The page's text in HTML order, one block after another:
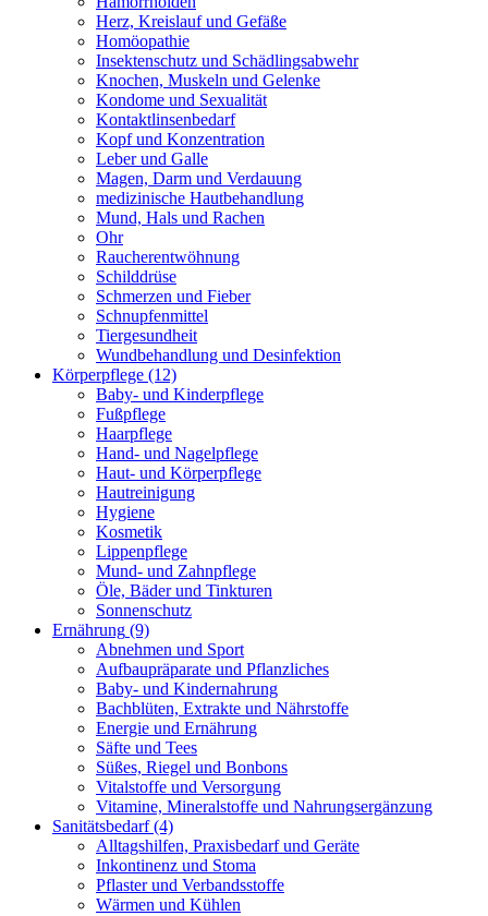
Herz, Kreislauf und Gefäße
Homöopathie
Insektenschutz und Schädlingsabwehr
Knochen, Muskeln und Gelenke
Kondome und Sexualität
Kontaktlinsenbedarf
Kopf und Konzentration
Leber und Galle
Magen, Darm und Verdauung
medizinische Hautbehandlung
Mund, Hals und Rachen
Ohr
Raucherentwöhnung
Schilddrüse
Schmerzen und Fieber
Schnupfenmittel
Tiergesundheit
Wundbehandlung und Desinfektion
Körperpflege (12)
Baby- und Kinderpflege
Fußpflege
Haarpflege
Hand- und Nagelpflege
Haut- und Körperpflege
Hautreinigung
Hygiene
Kosmetik
Lippenpflege
Mund- und Zahnpflege
Öle, Bäder und Tinkturen
Sonnenschutz
Ernährung (9)
Abnehmen und Sport
Aufbaupräparate und Pflanzliches
Baby- und Kindernahrung
Bachblüten, Extrakte und Nährstoffe
Energie und Ernährung
Säfte und Tees
Süßes, Riegel und Bonbons
Vitalstoffe und Versorgung
Vitamine, Mineralstoffe und Nahrungsergänzung
Sanitätsbedarf(4)
Alltagshilfen, Praxisbedarf und Geräte
Inkontinenz und Stoma
Pflaster und Verbandsstoffe
Wärmen und Kühlen